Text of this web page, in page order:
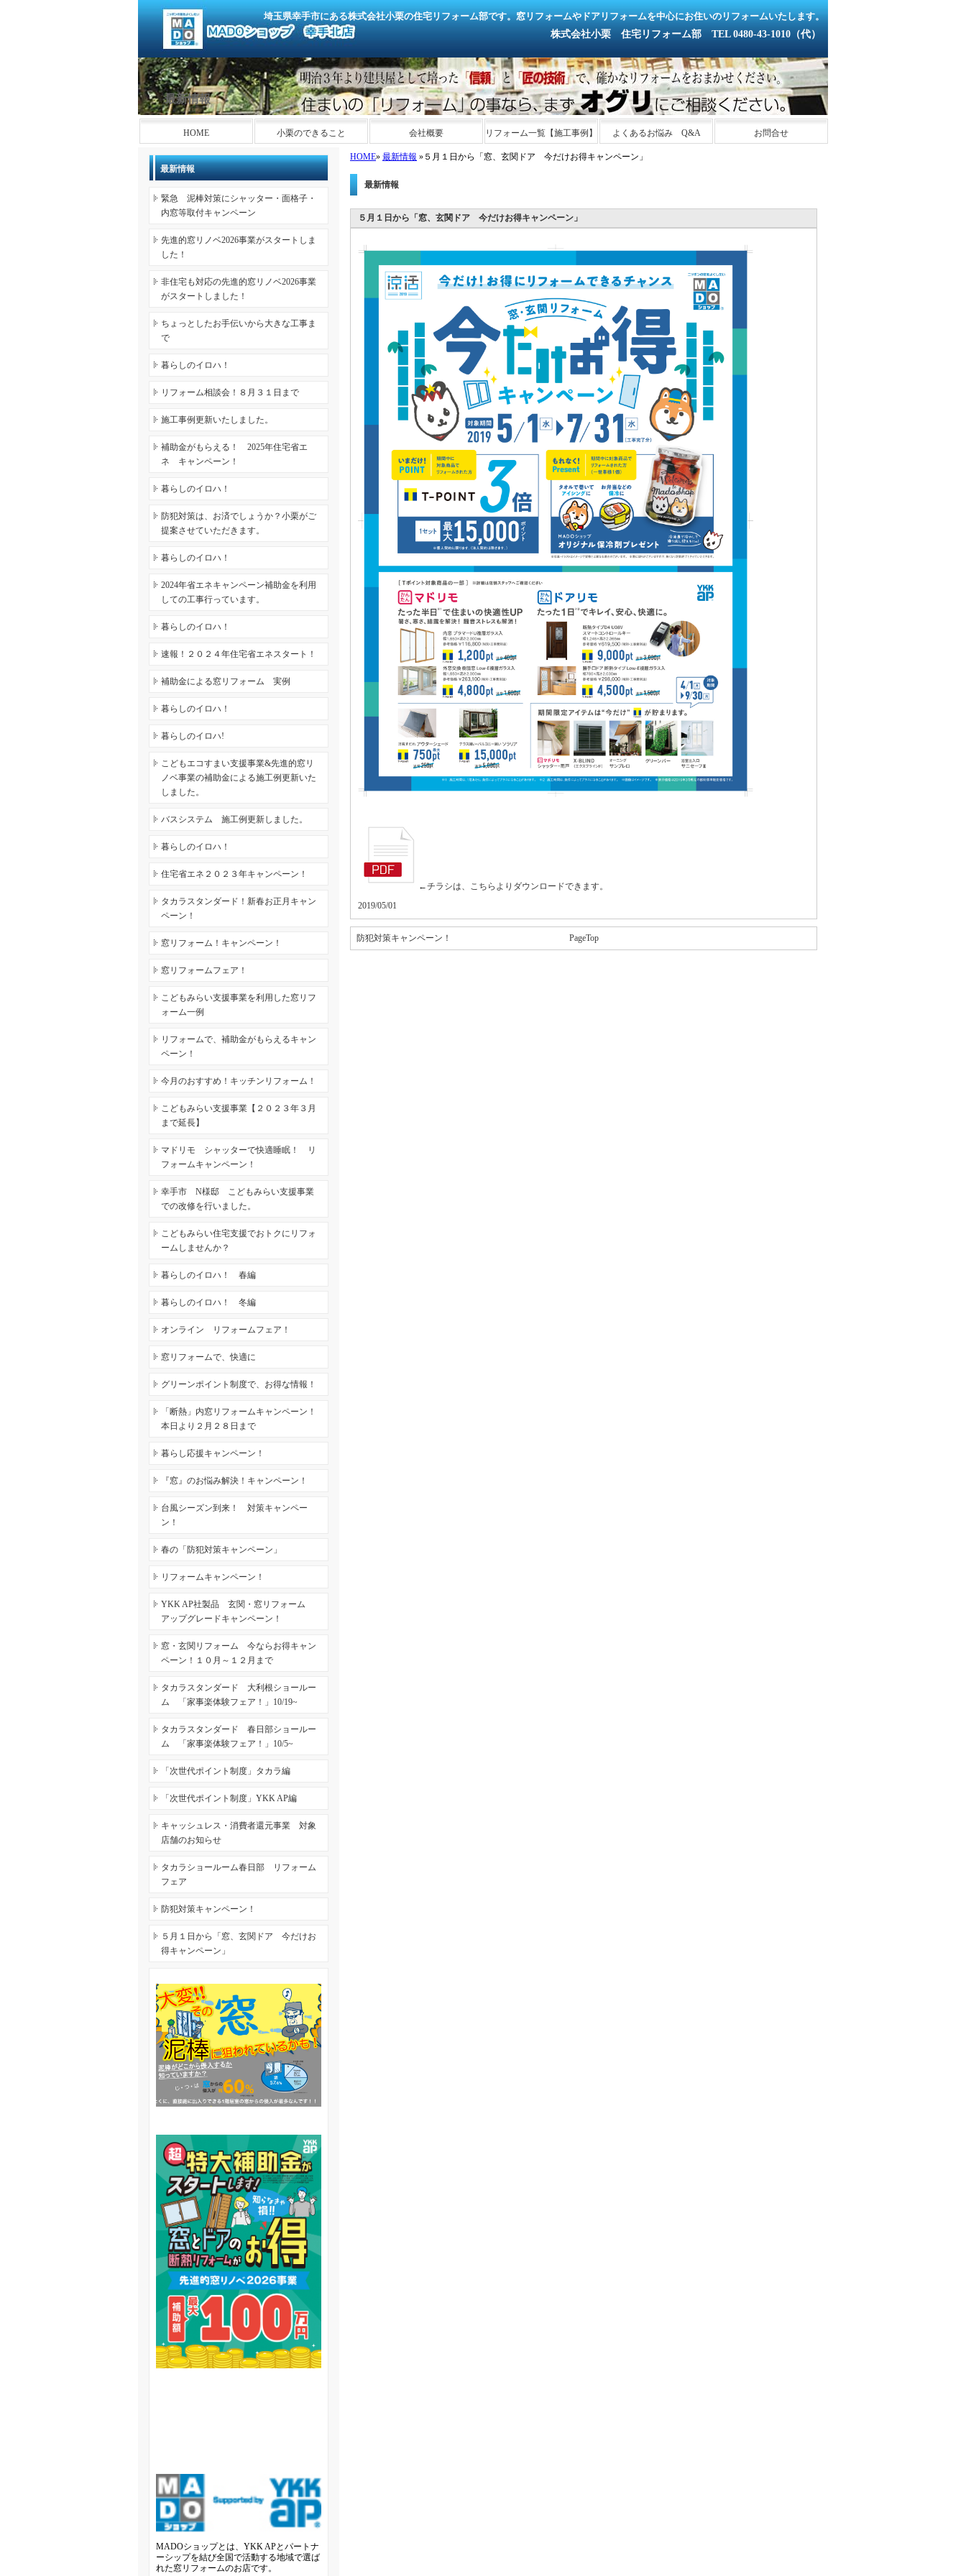
埼玉県幸手市にある株式会社小栗の住宅リフォーム部です。窓リフォームやドアリフォームを中心にお住いのリフォームいたします。
株式会社小栗 住宅リフォーム部 TEL 0480-43-1010（代）
最新情報
HOME 小栗のできること 会社概要 リフォーム一覧【施工事例】 よくあるお悩み Q&A お問合せ
HOME» 最新情報 »５月１日から「窓、玄関ドア 今だけお得キャンペーン」
最新情報
５月１日から「窓、玄関ドア 今だけお得キャンペーン」
←チラシは、こちらよりダウンロードできます。
2019/05/01
防犯対策キャンペーン！ PageTop
最新情報
緊急 泥棒対策にシャッター・面格子・
内窓等取付キャンペーン
先進的窓リノベ2026事業がスタートしま
した！
非住宅も対応の先進的窓リノベ2026事業
がスタートしました！
ちょっとしたお手伝いから大きな工事ま
で
暮らしのイロハ！
リフォーム相談会！８月３１日まで
施工事例更新いたしました。
補助金がもらえる！ 2025年住宅省エ
ネ キャンペーン！
暮らしのイロハ！
防犯対策は、お済でしょうか？小栗がご
提案させていただきます。
暮らしのイロハ！
2024年省エネキャンペーン補助金を利用
しての工事行っています。
暮らしのイロハ！
速報！２０２４年住宅省エネスタート！
補助金による窓リフォーム 実例
暮らしのイロハ！
暮らしのイロハ!
こどもエコすまい支援事業&先進的窓リ
ノベ事業の補助金による施工例更新いた
しました。
バスシステム 施工例更新しました。
暮らしのイロハ！
住宅省エネ２０２３年キャンペーン！
タカラスタンダード！新春お正月キャン
ペーン！
窓リフォーム！キャンペーン！
窓リフォームフェア！
こどもみらい支援事業を利用した窓リフ
ォーム一例
リフォームで、補助金がもらえるキャン
ペーン！
今月のおすすめ！キッチンリフォーム！
こどもみらい支援事業【２０２３年３月
まで延長】
マドリモ シャッターで快適睡眠！ リ
フォームキャンペーン！
幸手市 N様邸 こどもみらい支援事業
での改修を行いました。
こどもみらい住宅支援でおトクにリフォ
ームしませんか？
暮らしのイロハ！ 春編
暮らしのイロハ！ 冬編
オンライン リフォームフェア！
窓リフォームで、快適に
グリーンポイント制度で、お得な情報！
「断熱」内窓リフォームキャンペーン！
本日より２月２８日まで
暮らし応援キャンペーン！
『窓』のお悩み解決！キャンペーン！
台風シーズン到来！ 対策キャンペー
ン！
春の「防犯対策キャンペーン」
リフォームキャンペーン！
YKK AP社製品 玄関・窓リフォーム
アップグレードキャンペーン！
窓・玄関リフォーム 今ならお得キャン
ペーン！１０月～１２月まで
タカラスタンダード 大利根ショールー
ム 「家事楽体験フェア！」10/19~
タカラスタンダード 春日部ショールー
ム 「家事楽体験フェア！」10/5~
「次世代ポイント制度」タカラ編
「次世代ポイント制度」YKK AP編
キャッシュレス・消費者還元事業 対象
店舗のお知らせ
タカラショールーム春日部 リフォーム
フェア
防犯対策キャンペーン！
５月１日から「窓、玄関ドア 今だけお
得キャンペーン」
MADOショップとは、YKK APとパートナ
ーシップを結び全国で活動する地域で選ば
れた窓リフォームのお店です。